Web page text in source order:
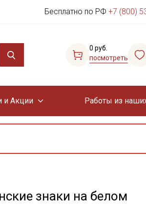
Бесплатно по РФ +7 (800)
0 руб.
посмотреть
и Акции Работы из
знаки на белом